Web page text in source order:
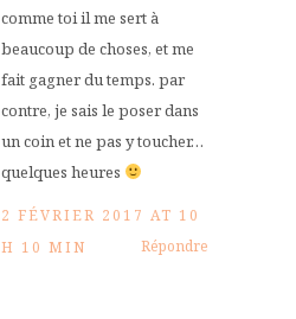
comme toi il me sert à
beaucoup de choses, et me
fait gagner du temps. par
contre, je sais le poser dans
un coin et ne pas y toucher…
quelques heures
2 FÉVRIER 2017 AT 10
H 10 MIN
Répondre